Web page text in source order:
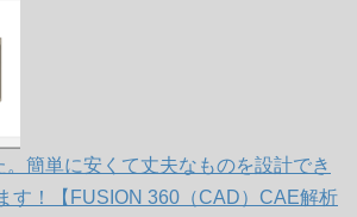
。簡単に安くて丈夫なものを設計でき
す！【FUSION 360（CAD）CAE解析